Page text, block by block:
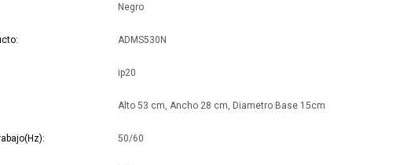
Negro
ADMS530N
ip20
Alto 53 cm, Ancho 28 cm, Diametro Base 15cm
50/60